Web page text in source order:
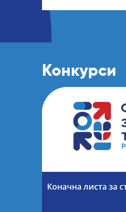
Конкурси
Коначна листа за